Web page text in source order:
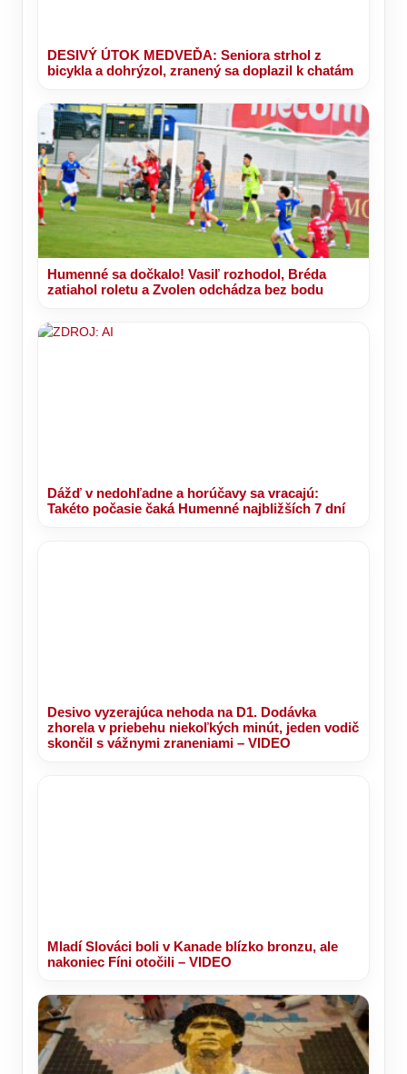
DESIVÝ ÚTOK MEDVEĎA: Seniora strhol z
bicykla a dohrýzol, zranený sa doplazil k chatám
Humenné sa dočkalo! Vasiľ rozhodol, Bréda
zatiahol roletu a Zvolen odchádza bez bodu
Dážď v nedohľadne a horúčavy sa vracajú:
Takéto počasie čaká Humenné najbližších 7 dní
Desivo vyzerajúca nehoda na D1. Dodávka
zhorela v priebehu niekoľkých minút, jeden vodič
skončil s vážnymi zraneniami – VIDEO
Mladí Slováci boli v Kanade blízko bronzu, ale
nakoniec Fíni otočili – VIDEO